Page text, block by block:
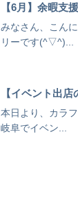
【6月】余暇支
みなさん、こん
リーです(^▽^)...
【イベント出店
本日より、カラ
岐阜でイベン...